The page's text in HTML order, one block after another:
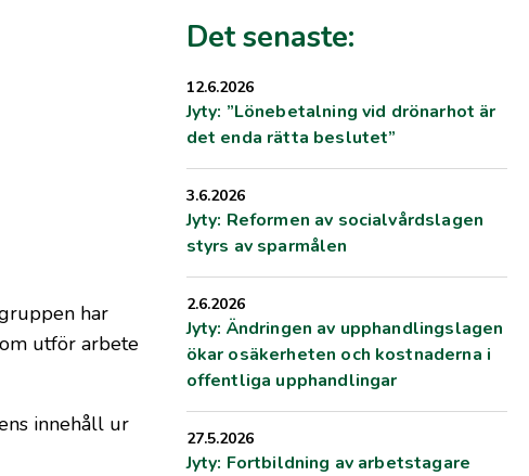
har
utför arbete
innehåll ur
Det senaste:
12.6.2026
Jyty: ”Lönebetalning vid drönarhot är
det enda rätta beslutet”
3.6.2026
Jyty: Reformen av socialvårdslagen
styrs av sparmålen
2.6.2026
Jyty: Ändringen av upphandlingslagen
ökar osäkerheten och kostnaderna i
offentliga upphandlingar
27.5.2026
Jyty: Fortbildning av arbetstagare